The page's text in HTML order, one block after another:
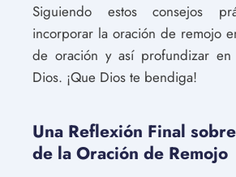
Siguiendo estos consejos
incorporar la oración de remojo
de oración y así profundizar
Dios. ¡Que Dios te bendiga!
Una Reflexión Final
de la Oración de Remojo